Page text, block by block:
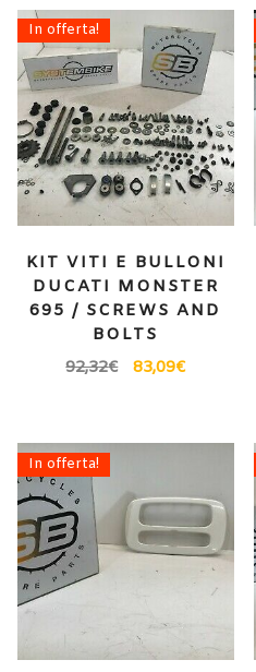
In offerta!
KIT VITI E BULLONI
DUCATI MONSTER
695 / SCREWS AND
BOLTS
92,32€ 83,09€
In offerta!